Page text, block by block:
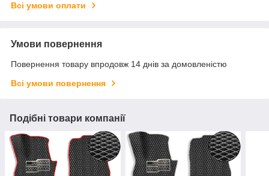
Всі умови оплати
Умови повернення
Повернення товару впродовж 14 днів за домовленістю
Всі умови повернення
Подібні товари компанії